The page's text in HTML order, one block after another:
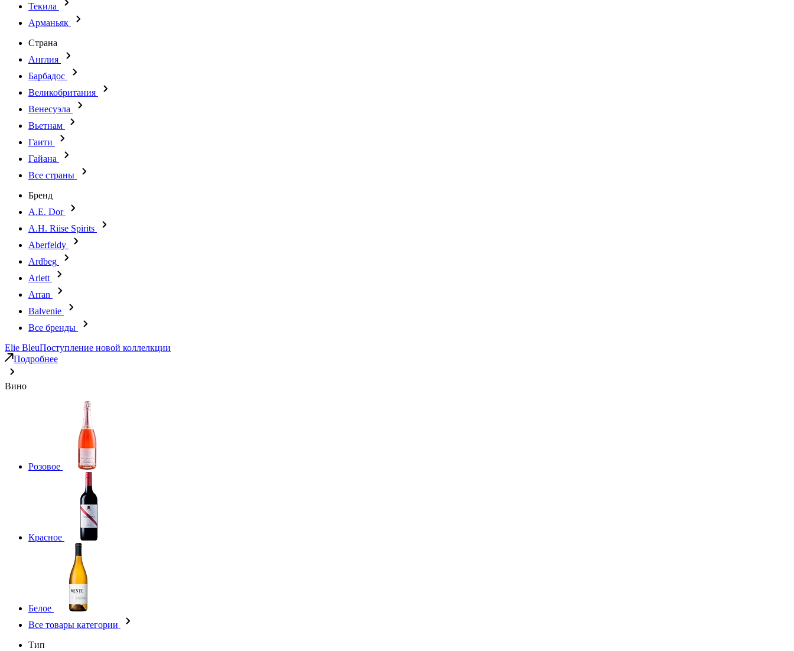
Текила
Арманьяк
Страна
Англия
Барбадос
Великобритания
Венесуэла
Вьетнам
Гаити
Гайана
Все страны
Бренд
A.E. Dor
A.H. Riise Spirits
Aberfeldy
Ardbeg
Arlett
Arran
Balvenie
Все бренды
Elie BleuПоступление новой коллелкции
Подробнее
Вино
Розовое
Красное
Белое
Все товары категории
Тип